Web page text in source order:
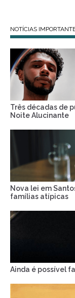
NOTÍCIAS
Três décadas de
Noite Alucinante
Nova lei em
famílias atípicas
Ainda é possível